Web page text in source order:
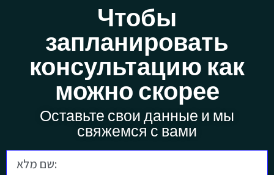
Чтобы
запланировать
консультацию как
можно скорее
Оставьте свои данные и мы
свяжемся с вами